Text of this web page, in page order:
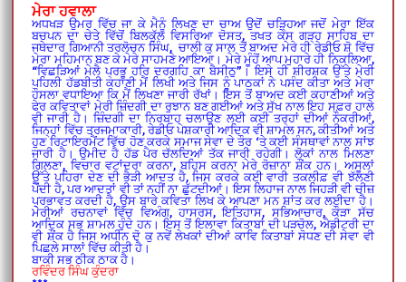
ਮੇਰਾ ਹਵਾਲਾ
ਅਧਖੜ ਉਮਰ ਵਿੱਚ ਜਾ ਕੇ ਮੈਨੂੰ ਲਿਖਣ ਦਾ ਚਾਅ ਉਦੋਂ ਚੜ੍ਹਿਆ ਜਦੋਂ ਮੇਰਾ ਇੱਕ
ਬਚਪਨ ਦਾ ਚੇਤੇ ਵਿੱਚੋਂ ਬਿਲਕੁੱਲ ਵਿਸਰਿਆ ਦੋਸਤ, ਤਖਤ ਕੇਸ ਗੜ੍ਹ ਸਾਹਿਬ ਦਾ
ਜਥੇਦਾਰ ਗਿਆਨੀ ਤਰਲੋਚਨ ਸਿੰਘ, ਚਾਲੀ ਕੁ ਸਾਲ ਤੋਂ ਬਾਅਦ ਮੇਰੇ ਹੀ ਰੇਡੀਓ ਸ਼ੋ ਵਿੱਚ
ਮੇਰਾ ਮਹਿਮਾਨ ਬਣ ਕੇ ਮੇਰੇ ਸਾਹਮਣੇ ਆਇਆ। ਮੇਰੇ ਮੂੰਹੋਂ ਆਪ ਮੁਹਾਰੇ ਹੀ ਨਿਕਲਿਆ,
“ਵਿਛੜਿਆਂ ਮੇਲੈ ਪ੍ਰਭੂ ਹਰਿ ਦਰਗਹਿ ਕਾ ਬੈਸੀਠੁ”। ਇਸੇ ਹੀ ਸ਼ੀਰਸ਼ਕ ਉੱਤੇ ਮੇਰੀ
ਪਹਿਲੀ ਹੱਡਬੀਤੀ ਕਹਾਣੀ ਮੈਂ ਲਿਖੀ ਅਤੇ ਜਿਸ ਨੂੰ ਪਾਠਕਾਂ ਨੇ ਪਸੰਦ ਕੀਤਾ ਅਤੇ ਮੇਰਾ
ਹੌਸਲਾ ਵਧਾਇਆ ਕਿ ਮੈਂ ਲਿਖਣਾ ਜਾਰੀ ਰੱਖਾਂ। ਇਸ ਤੋਂ ਬਾਅਦ ਕਈ ਕਹਾਣੀਆਂ ਅਤੇ
ਫੇਰ ਕਵਿਤਾਵਾਂ ਮੇਰੀ ਜ਼ਿੰਦਗੀ ਦਾ ਰੁਝਾਨ ਬਣ ਗਈਆਂ ਅਤੇ ਸੁੱਖ ਨਾਲ ਇਹ ਸਫ਼ਰ ਹਾਲੇ
ਵੀ ਜਾਰੀ ਹੈ। ਜ਼ਿੰਦਗੀ ਦਾ ਨਿਰਬਾਹ ਚਲਾਉਣ ਲਈ ਕਈ ਤਰ੍ਹਾਂ ਦੀਆਂ ਨੌਕਰੀਆਂ,
ਜਿਨ੍ਹਾਂ ਵਿੱਚ ਤਰਜਮਾਕਾਰੀ, ਰੇਡੀਓ ਪੇਸ਼ਕਾਰੀ ਆਦਿਕ ਵੀ ਸ਼ਾਮਲ ਸਨ, ਕੀਤੀਆਂ ਅਤੇ
ਹੁਣ ਰਿਟਾਇਰਮੈਂਟ ਵਿੱਚ ਹੋਣ ਕਰਕੇ ਸਮਾਜ ਸੇਵਾ ਦੇ ਤੌਰ ‘ਤੇ ਕਈ ਸੰਸਥਾਵਾਂ ਨਾਲ ਸਾਂਝ
ਜਾਰੀ ਹੈ। ਉਮੀਦ ਹੈ ਹੱਡ ਪੈਰ ਚੱਲਦਿਆਂ ਤੱਕ ਜਾਰੀ ਰਹੇਗੀ। ਲੋਕਾਂ ਨਾਲ ਮਿਲਣਾ
ਗਿਲਣਾ, ਵਿਚਾਰ ਵਟਾਂਦਰਾ ਕਰਨਾ, ਬਹਿਸ ਕਰਨਾ ਮੇਰੇ ਰੋਜ਼ਾਨਾ ਸ਼ੌਂਕ ਹਨ। ਅਸੂਲਾਂ
ਉੱਤੇ ਪਹਿਰਾ ਦੇਣ ਦੀ ਭੈੜੀ ਆਦਤ ਹੈ, ਜਿਸ ਕਰਕੇ ਕਈ ਵਾਰੀ ਤਕਲੀਫ਼ ਵੀ ਝੱਲਣੀ
ਪੈਂਦੀ ਹੈ, ਪਰ ਆਦਤਾਂ ਵੀ ਤਾਂ ਨਹੀਂ ਨਾ ਛੁੱਟਦੀਆਂ। ਇਸ ਲਿਹਾਜ ਨਾਲ ਜਿਹੜੀ ਵੀ ਚੀਜ਼
ਪ੍ਰਭਾਵਤ ਕਰਦੀ ਹੈ, ਉਸ ਬਾਰੇ ਕਵਿਤਾ ਲਿਖ ਕੇ ਆਪਣਾ ਮਨ ਸ਼ਾਂਤ ਕਰ ਲਈਦਾ ਹੈ।
ਮੇਰੀਆਂ ਰਚਨਾਵਾਂ ਵਿੱਚ ਵਿਅੰਗ, ਹਾਸਰਸ, ਇਤਿਹਾਸ, ਸਭਿਆਚਾਰ, ਕੌੜਾ ਸੱਚ
ਆਦਿਕ ਸਭ ਸ਼ਾਮਲ ਹੁੰਦੇ ਹਨ। ਇਸ ਤੋਂ ਇਲਾਵਾ ਕਿਤਾਬਾਂ ਦੀ ਪੜਚੋਲ, ਐਡੀਟਰੀ ਦਾ
ਵੀ ਸ਼ੌਂਕ ਹੈ ਜਿਸ ਅਧੀਨ ਦੋ ਕੁ ਨਵੇਂ ਲੇਖਕਾਂ ਦੀਆਂ ਕਾਵਿ ਕਿਤਾਬਾਂ ਸੋਧਣ ਦੀ ਸੇਵਾ ਵੀ
ਪਿਛਲੇ ਸਾਲਾਂ ਵਿੱਚ ਕੀਤੀ ਹੈ।
ਬਾਕੀ ਸਭ ਠੀਕ ਠਾਕ ਹੈ।
ਰਵਿੰਦਰ ਸਿੰਘ ਕੁੰਦਰਾ